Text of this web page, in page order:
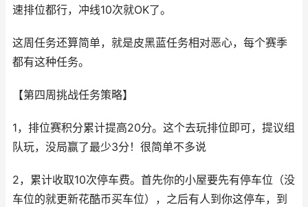
速排位都行，冲线10次就OK了。
这周任务还算简单，就是皮黑蓝任务相对恶心，每个赛季
都有这种任务。
【第四周挑战任务策略】
1，排位赛积分累计提高20分。这个去玩排位即可，提议组
队玩，没局赢了最少3分！很简单不多说
2，累计收取10次停车费。首先你的小屋要先有停车位（没
车位的就更新花酷币买车位），之后有人到你这停车，到